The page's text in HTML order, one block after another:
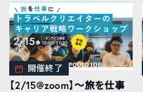
開催終了
【2/15@zoom】〜旅を仕事